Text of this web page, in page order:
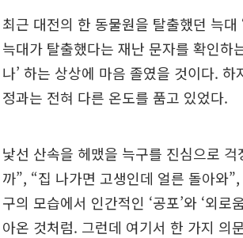
최근 대전의 한 동물원을 탈출했던 늑
늑대가 탈출했다는 재난 문자를 확인하
나’ 하는 상상에 마음 졸였을 것이다.
정과는 전혀 다른 온도를 품고 있었다.
낯선 산속을 헤맸을 늑구를 진심으로
까”, “집 나가면 고생인데 얼른 돌아와
구의 모습에서 인간적인 ‘공포’와 ‘외
아온 것처럼. 그런데 여기서 한 가지 의